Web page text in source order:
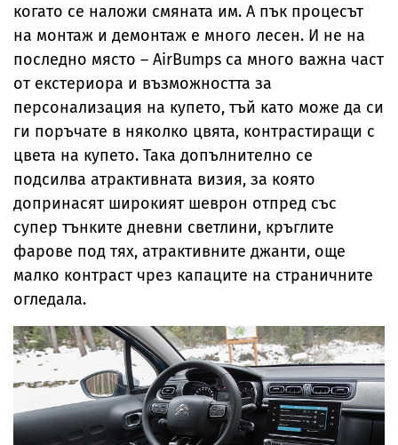
когато се наложи смяната им. А пък процесът
на монтаж и демонтаж е много лесен. И не на
последно място – AirBumps са много важна част
от екстериора и възможността за
персонализация на купето, тъй като може да си
ги поръчате в няколко цвята, контрастиращи с
цвета на купето. Така допълнително се
подсилва атрактивната визия, за която
допринасят широкият шеврон отпред със
супер тънките дневни светлини, кръглите
фарове под тях, атрактивните джанти, още
малко контраст чрез капаците на страничните
огледала.